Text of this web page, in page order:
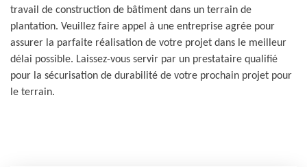
travail de construction de bâtiment dans un terrain de
plantation. Veuillez faire appel à une entreprise agrée pour
assurer la parfaite réalisation de votre projet dans le meilleur
délai possible. Laissez-vous servir par un prestataire qualifié
pour la sécurisation de durabilité de votre prochain projet pour
le terrain.